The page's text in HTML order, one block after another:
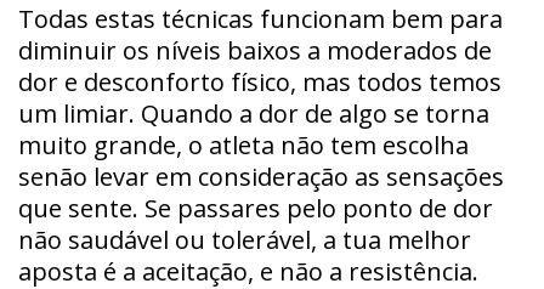
Todas estas técnicas funcionam bem para
diminuir os níveis baixos a moderados de
dor e desconforto físico, mas todos temos
um limiar. Quando a dor de algo se torna
muito grande, o atleta não tem escolha
senão levar em consideração as sensações
que sente. Se passares pelo ponto de dor
não saudável ou tolerável, a tua melhor
aposta é a aceitação, e não a resistência.